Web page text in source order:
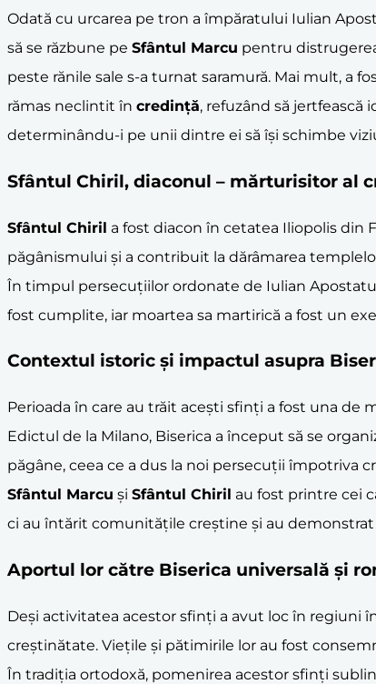
Odată cu urcarea pe tron a împăratului Iulian
să se răzbune pe Sfântul Marcu pentru
peste rănile sale s-a turnat saramură. Mai mult, a
rămas neclintit în credință, refuzând să jertfească
determinându-i pe unii dintre ei să își schimbe
Sfântul Chiril, diaconul – mărturisitor al
Sfântul Chiril a fost diacon în cetatea Iliopolis din
păgânismului și a contribuit la dărâmarea
În timpul persecuțiilor ordonate de Iulian
fost cumplite, iar moartea sa martirică a fost un
Contextul istoric și impactul asupra
Perioada în care au trăit acești sfinți a fost una
Edictul de la Milano, Biserica a început să se
păgâne, ceea ce a dus la noi persecuții împotriva
Sfântul Marcu și Sfântul Chiril au fost printre cei
ci au întărit comunitățile creștine și au
Aportul lor către Biserica universală și
Deși activitatea acestor sfinți a avut loc în regiuni
creștinătate. Viețile și pătimirile lor au fost
În tradiția ortodoxă, pomenirea acestor sfinți